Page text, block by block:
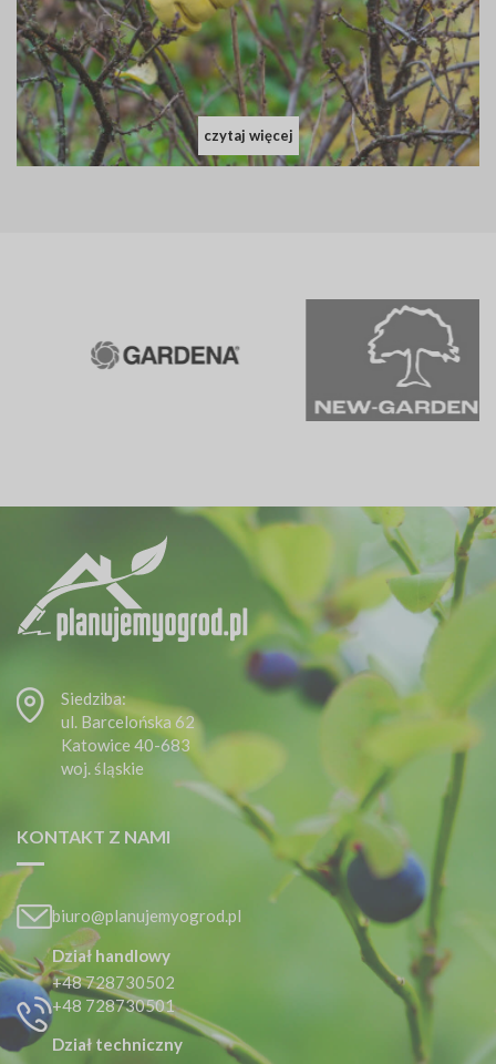
czytaj więcej
Siedziba:
ul. Barcelońska 62
Katowice 40-683
woj. śląskie
KONTAKT Z NAMI
biuro@planujemyogrod.pl
Dział handlowy
+48 728730502
+48 728730501
Dział techniczny